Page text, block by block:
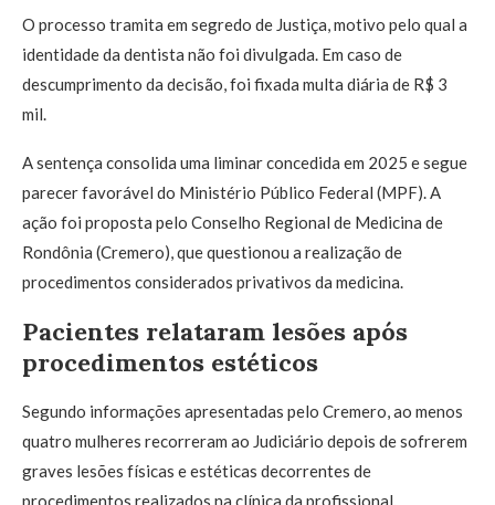
O processo tramita em segredo de Justiça, motivo pelo qual a
identidade da dentista não foi divulgada. Em caso de
descumprimento da decisão, foi fixada multa diária de R$ 3
mil.
A sentença consolida uma liminar concedida em 2025 e segue
parecer favorável do Ministério Público Federal (MPF). A
ação foi proposta pelo Conselho Regional de Medicina de
Rondônia (Cremero), que questionou a realização de
procedimentos considerados privativos da medicina.
Pacientes relataram lesões após
procedimentos estéticos
Segundo informações apresentadas pelo Cremero, ao menos
quatro mulheres recorreram ao Judiciário depois de sofrerem
graves lesões físicas e estéticas decorrentes de
procedimentos realizados na clínica da profissional.